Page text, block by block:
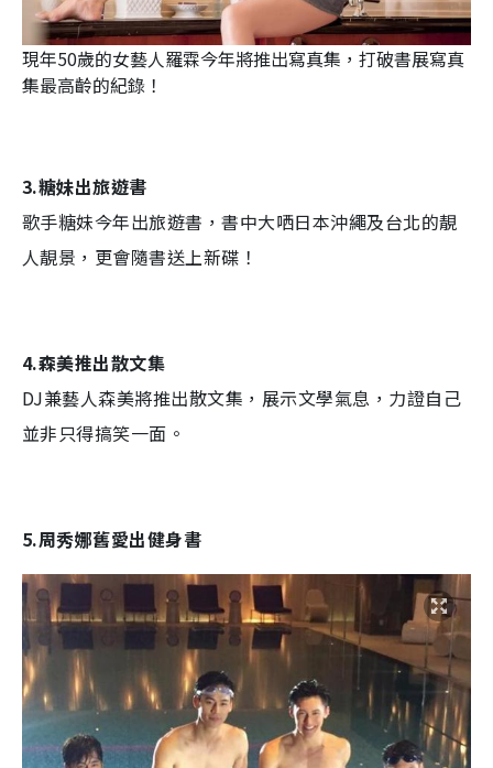
現年50歲的女藝人羅霖今年將推出寫真集，打破書展寫真
集最高齡的紀錄！
3.糖妹出旅遊書
歌手糖妹今年出旅遊書，書中大哂日本沖繩及台北的靚
人靚景，更會隨書送上新碟！
4.森美推出散文集
DJ兼藝人森美將推出散文集，展示文學氣息，力證自己
並非只得搞笑一面。
5.周秀娜舊愛出健身書